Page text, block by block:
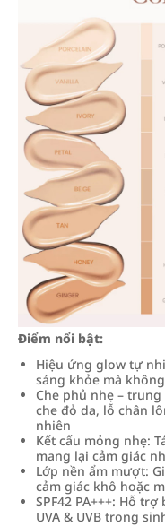
Điểm nổi bật:
Hiệu ứng glow tự
sáng khỏe mà
Che phủ nhẹ –
che đỏ da, lỗ chân
nhiên
Kết cấu mỏng nhẹ:
mang lại cảm giác
Lớp nền ẩm mượt:
cảm giác khô hoặc
SPF42 PA+++: Hỗ
UVA & UVB trong